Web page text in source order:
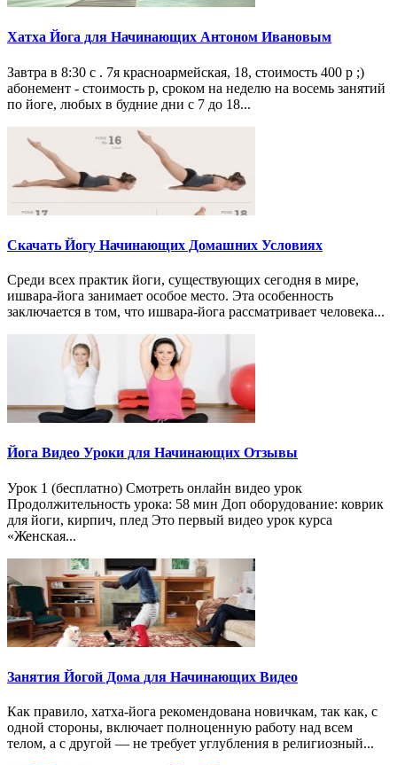
Хатха Йога для Начинающих Антоном Ивановым
Завтра в 8:30 с . 7я красноармейская, 18, стоимость 400 р ;)
абонемент - стоимость р, сроком на неделю на восемь занятий
по йоге, любых в будние дни с 7 до 18...
Скачать Йогу Начинающих Домашних Условиях
Среди всех практик йоги, существующих сегодня в мире,
ишвара-йога занимает особое место. Эта особенность
заключается в том, что ишвара-йога рассматривает человека...
Йога Видео Уроки для Начинающих Отзывы
Урок 1 (бесплатно) Смотреть онлайн видео урок
Продолжительность урока: 58 мин Доп оборудование: коврик
для йоги, кирпич, плед Это первый видео урок курса
«Женская...
Занятия Йогой Дома для Начинающих Видео
Как правило, хатха-йога рекомендована новичкам, так как, с
одной стороны, включает полноценную работу над всем
телом, а с другой — не требует углубления в религиозный...